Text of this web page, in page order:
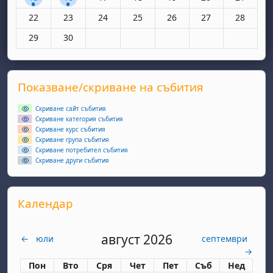
Няма събития, понеделник, 22 юни
22 Няма събития, вторник, 23 юни
23 Няма събития, сряда, 24 юни
24 Няма събития, четвъртък, 25 юни
25 Няма събития, петък, 26
26 Няма събития,
27 Няма
28
Няма събития, понеделник, 29 юни
29 Няма събития, вторник, 30 юни
30
Supplementary blocks
Прескочи Показване/скриване на събития
Показване/скриване на събития
Скриване сайт събития
Скриване категория събития
Скриване курс събития
Скриване група събития
Скриване потребител събития
Скриване други събития
Прескочи Календар
Календар
← юли август 2026
септември
→
Понеделник
Пон вторник
Вто сряда
Сря четвъртък
Чет петък
Пет събота
Съб неделя
Нед